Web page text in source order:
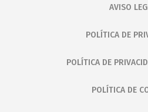
AVISO
POLÍTICA DE
POLÍTICA DE
POLÍTICA DE